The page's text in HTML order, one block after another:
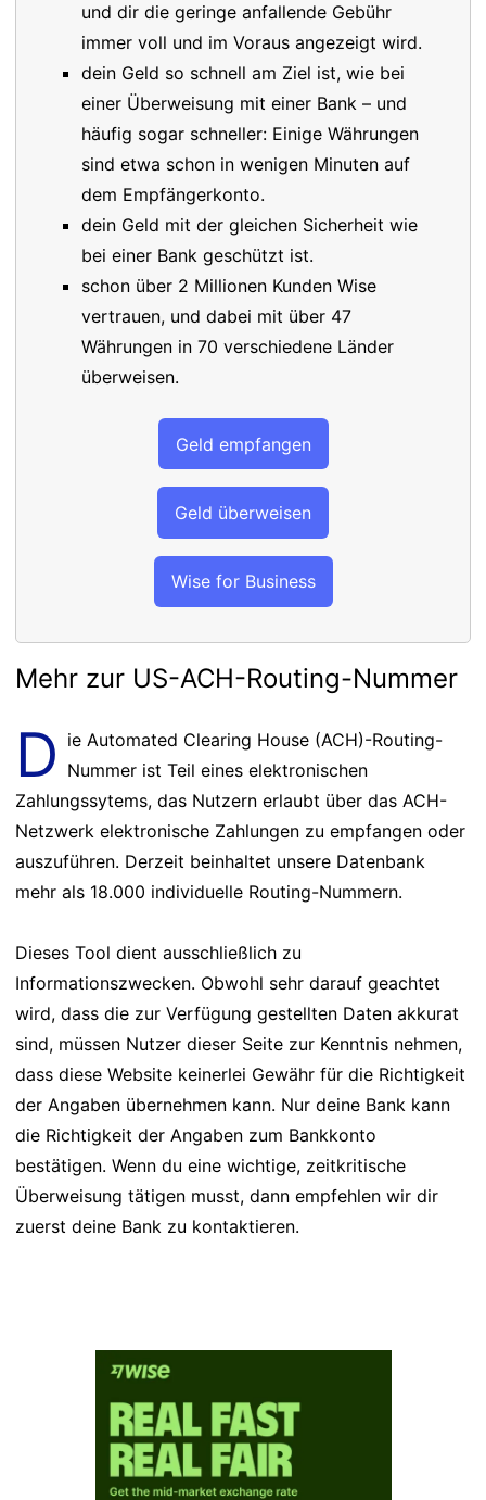
und dir die geringe anfallende Gebühr
immer voll und im Voraus angezeigt wird.
dein Geld so schnell am Ziel ist, wie bei
einer Überweisung mit einer Bank – und
häufig sogar schneller: Einige Währungen
sind etwa schon in wenigen Minuten auf
dem Empfängerkonto.
dein Geld mit der gleichen Sicherheit wie
bei einer Bank geschützt ist.
schon über 2 Millionen Kunden Wise
vertrauen, und dabei mit über 47
Währungen in 70 verschiedene Länder
überweisen.
Geld empfangen
Geld überweisen
Wise for Business
Mehr zur US-ACH-Routing-Nummer
D ie Automated Clearing House (ACH)-Routing-
Nummer ist Teil eines elektronischen
Zahlungssytems, das Nutzern erlaubt über das ACH-
Netzwerk elektronische Zahlungen zu empfangen oder
auszuführen. Derzeit beinhaltet unsere Datenbank
mehr als 18.000 individuelle Routing-Nummern.
Dieses Tool dient ausschließlich zu
Informationszwecken. Obwohl sehr darauf geachtet
wird, dass die zur Verfügung gestellten Daten akkurat
sind, müssen Nutzer dieser Seite zur Kenntnis nehmen,
dass diese Website keinerlei Gewähr für die Richtigkeit
der Angaben übernehmen kann. Nur deine Bank kann
die Richtigkeit der Angaben zum Bankkonto
bestätigen. Wenn du eine wichtige, zeitkritische
Überweisung tätigen musst, dann empfehlen wir dir
zuerst deine Bank zu kontaktieren.